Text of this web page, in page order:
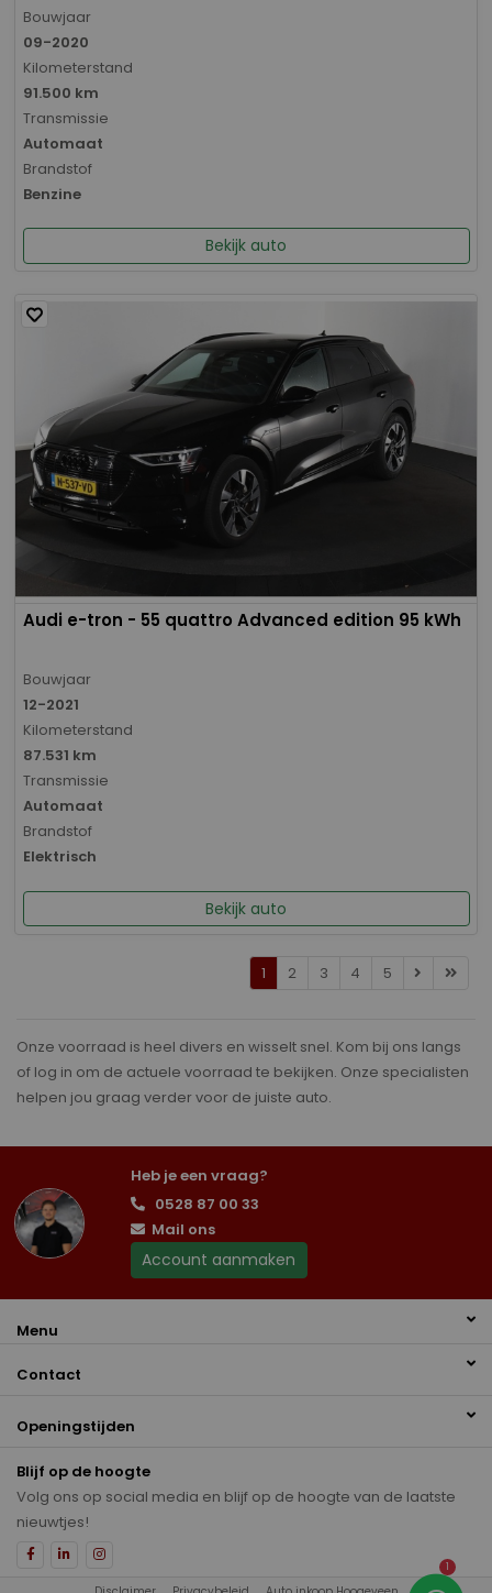
Bouwjaar
09-2020
Kilometerstand
91.500 km
Transmissie
Automaat
Brandstof
Benzine
Bekijk auto
Audi e-tron - 55 quattro Advanced edition 95 kWh
Bouwjaar
12-2021
Kilometerstand
87.531 km
Transmissie
Automaat
Brandstof
Elektrisch
Bekijk auto
1 2 3 4 5
Onze voorraad is heel divers en wisselt snel. Kom bij ons langs
of log in om de actuele voorraad te bekijken. Onze specialisten
helpen jou graag verder voor de juiste auto.
Heb je een vraag?
0528 87 00 33
Mail ons
Account aanmaken
Menu
Contact
Openingstijden
Blijf op de hoogte
Volg ons op social media en blijf op de hoogte van de laatste
nieuwtjes!
1